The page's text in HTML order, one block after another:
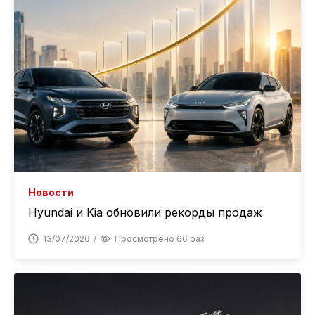
Новости
Hyundai и Kia обновили рекорды продаж
13/07/2026 Просмотрено 66 раз